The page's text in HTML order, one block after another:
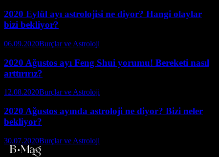
2020 Eylül ayı astrolojisi ne diyor? Hangi olaylar
bizi bekliyor?
06.09.2020Burçlar ve Astroloji
2020 Ağustos ayı Feng Shui yorumu! Bereketi nasıl
arttırırız?
12.08.2020Burçlar ve Astroloji
2020 Ağustos ayında astroloji ne diyor? Bizi neler
bekliyor?
30.07.2020Burçlar ve Astroloji